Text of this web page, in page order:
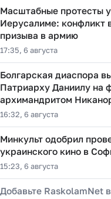
Масштабные протесты
Иерусалиме: конфликт
призыва в армию
17:35, 6 августа
Болгарская диаспора
Патриарху Даниилу на
архимандритом
16:32, 6 августа
Минкульт одобрил
украинского кино в
15:23, 6 августа
Добавьте RaskolamNet